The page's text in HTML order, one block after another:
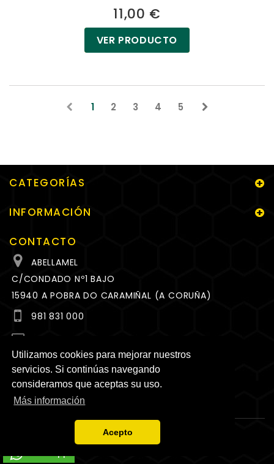
Utilizamos cookies para mejorar nuestros
servicios. Si continúas navegando
consideramos que aceptas su uso.
Más información
Acepto
11,00 €
VER PRODUCTO
1 2 3 4 5
CATEGORÍAS
INFORMACIÓN
CONTACTO
ABELLAMEL
C/CONDADO Nº1 BAJO
15940 A POBRA DO CARAMIÑAL (A CORUÑA)
981 831 000
HORARIO
LUNES A VIERNES
10:00 A 14:00 Y 17:00 A 20:00 H.